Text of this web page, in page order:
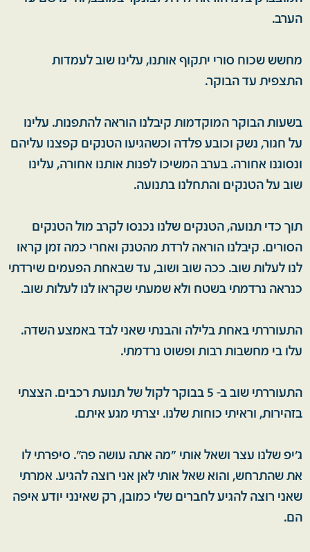
הערב.
מחשש שכוח סורי יתקוף אותנו, עלינו שוב לעמדות
התצפית עד הבוקר.
בשעות הבוקר המוקדמות קיבלנו הוראה להתפנות. עלינו
על חגור, נשק וכובע פלדה וכשהגיעו הטנקים קפצנו עליהם
ונסוגנו אחורה. בערב המשיכו לפנות אותנו אחורה, עלינו
שוב על הטנקים והתחלנו בתנועה.
תוך כדי תנועה, הטנקים שלנו נכנסו לקרב מול הטנקים
הסורים. קיבלנו הוראה לרדת מהטנק ואחרי כמה זמן קראו
לנו לעלות שוב. ככה שוב ושוב, עד שבאחת הפעמים שירדתי
כנראה נרדמתי בשטח ולא שמעתי שקראו לנו לעלות שוב.
התעוררתי באחת בלילה והבנתי שאני לבד באמצע השדה.
עלו בי מחשבות רבות ופשוט נרדמתי.
התעוררתי שוב ב- 5 בבוקר לקול של תנועת רכבים. הצצתי
בזהירות, וראיתי כוחות שלנו. יצרתי מגע איתם.
ג'יפ שלנו עצר ושאל אותי "מה אתה עושה פה". סיפרתי לו
את שהתרחש, והוא שאל אותי לאן אני רוצה להגיע. אמרתי
שאני רוצה להגיע לחברים שלי כמובן, רק שאינני יודע איפה
הם.